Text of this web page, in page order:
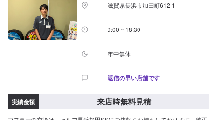
滋賀県長浜市加田町612-1
9:00 ~ 18:30
年中無休
返信の早い店舗です
実績金額 来店時無料見積